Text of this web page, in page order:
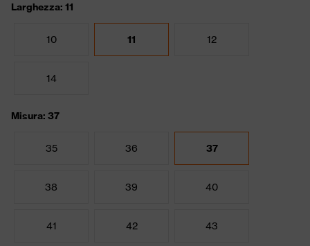
Larghezza: 11
10 11 12
14
Misura: 37
35 36 37
38 39 40
41 42 43